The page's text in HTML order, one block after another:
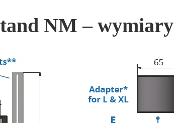
NM – wymiary